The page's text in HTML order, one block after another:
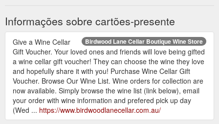
Informações sobre cartões-presente
Birdwood Lane Cellar Boutique Wine Store
Give a Wine Cellar
Gift Voucher. Your loved ones and friends will love being gifted
a wine cellar gift voucher! They can choose the wine they love
and hopefully share it with you! Purchase Wine Cellar Gift
Voucher. Browse Our Wine List. Wine orders for collection are
now available. Simply browse the wine list (link below), email
your order with wine information and prefered pick up day
(Wed ... https://www.birdwoodlanecellar.com.au/